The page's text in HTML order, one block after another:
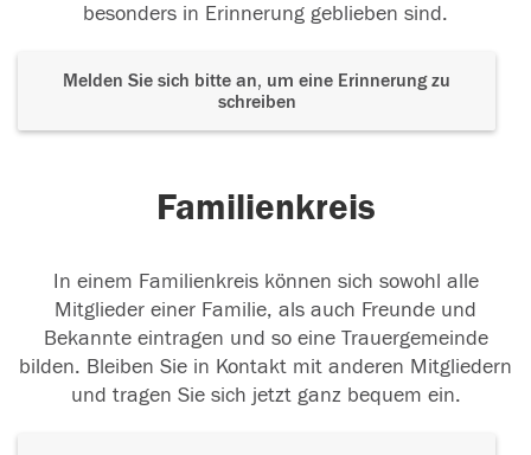
besonders in Erinnerung geblieben sind.
Melden Sie sich bitte an, um eine Erinnerung zu
schreiben
Familienkreis
In einem Familienkreis können sich sowohl alle
Mitglieder einer Familie, als auch Freunde und
Bekannte eintragen und so eine Trauergemeinde
bilden. Bleiben Sie in Kontakt mit anderen Mitgliedern
und tragen Sie sich jetzt ganz bequem ein.